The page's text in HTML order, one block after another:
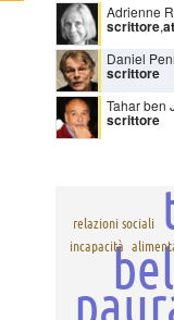
Adrienne
scrittore,
Daniel
scrittore
Tahar ben
scrittore
relazioni sociali
incapacità